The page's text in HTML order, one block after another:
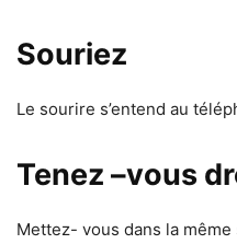
Souriez
Le sourire s’entend au
Tenez –vous
Mettez- vous dans la